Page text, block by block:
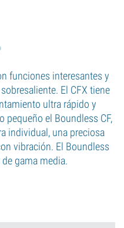
funciones interesantes y
El CFX tiene
ultra rápido y
pequeño el Boundless CF,
individual, una preciosa
vibración. El Boundless
gama media.